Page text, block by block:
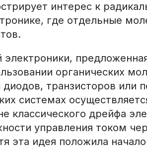
интерес к
где отдельные
органических
транзисторов или
системах
классического дрейфа
управления током
эта идея положила